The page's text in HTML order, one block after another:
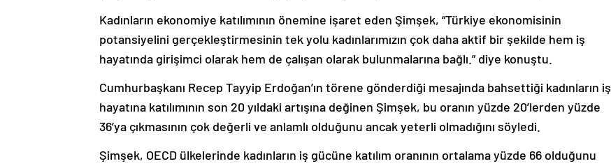
Kadınların ekonomiye katılımının önemine işaret eden Şimşek, “Türkiye ekonomisinin
potansiyelini gerçekleştirmesinin tek yolu kadınlarımızın çok daha aktif bir şekilde hem iş
hayatında girişimci olarak hem de çalışan olarak bulunmalarına bağlı.” diye konuştu.
Cumhurbaşkanı Recep Tayyip Erdoğan’ın törene gönderdiği mesajında bahsettiği kadınların iş
hayatına katılımının son 20 yıldaki artışına değinen Şimşek, bu oranın yüzde 20’lerden yüzde
36’ya çıkmasının çok değerli ve anlamlı olduğunu ancak yeterli olmadığını söyledi.
Şimşek, OECD ülkelerinde kadınların iş gücüne katılım oranının ortalama yüzde 66 olduğunu